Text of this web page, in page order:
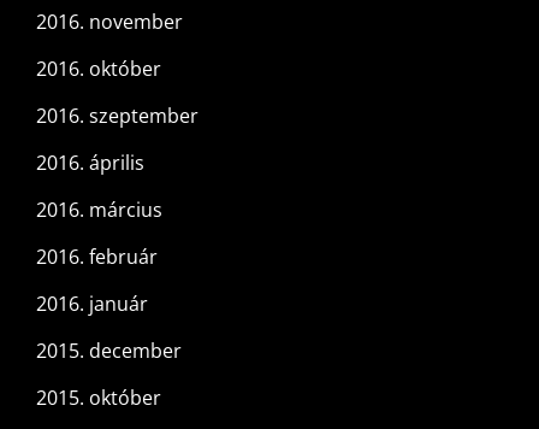
2016. november
2016. október
2016. szeptember
2016. április
2016. március
2016. február
2016. január
2015. december
2015. október